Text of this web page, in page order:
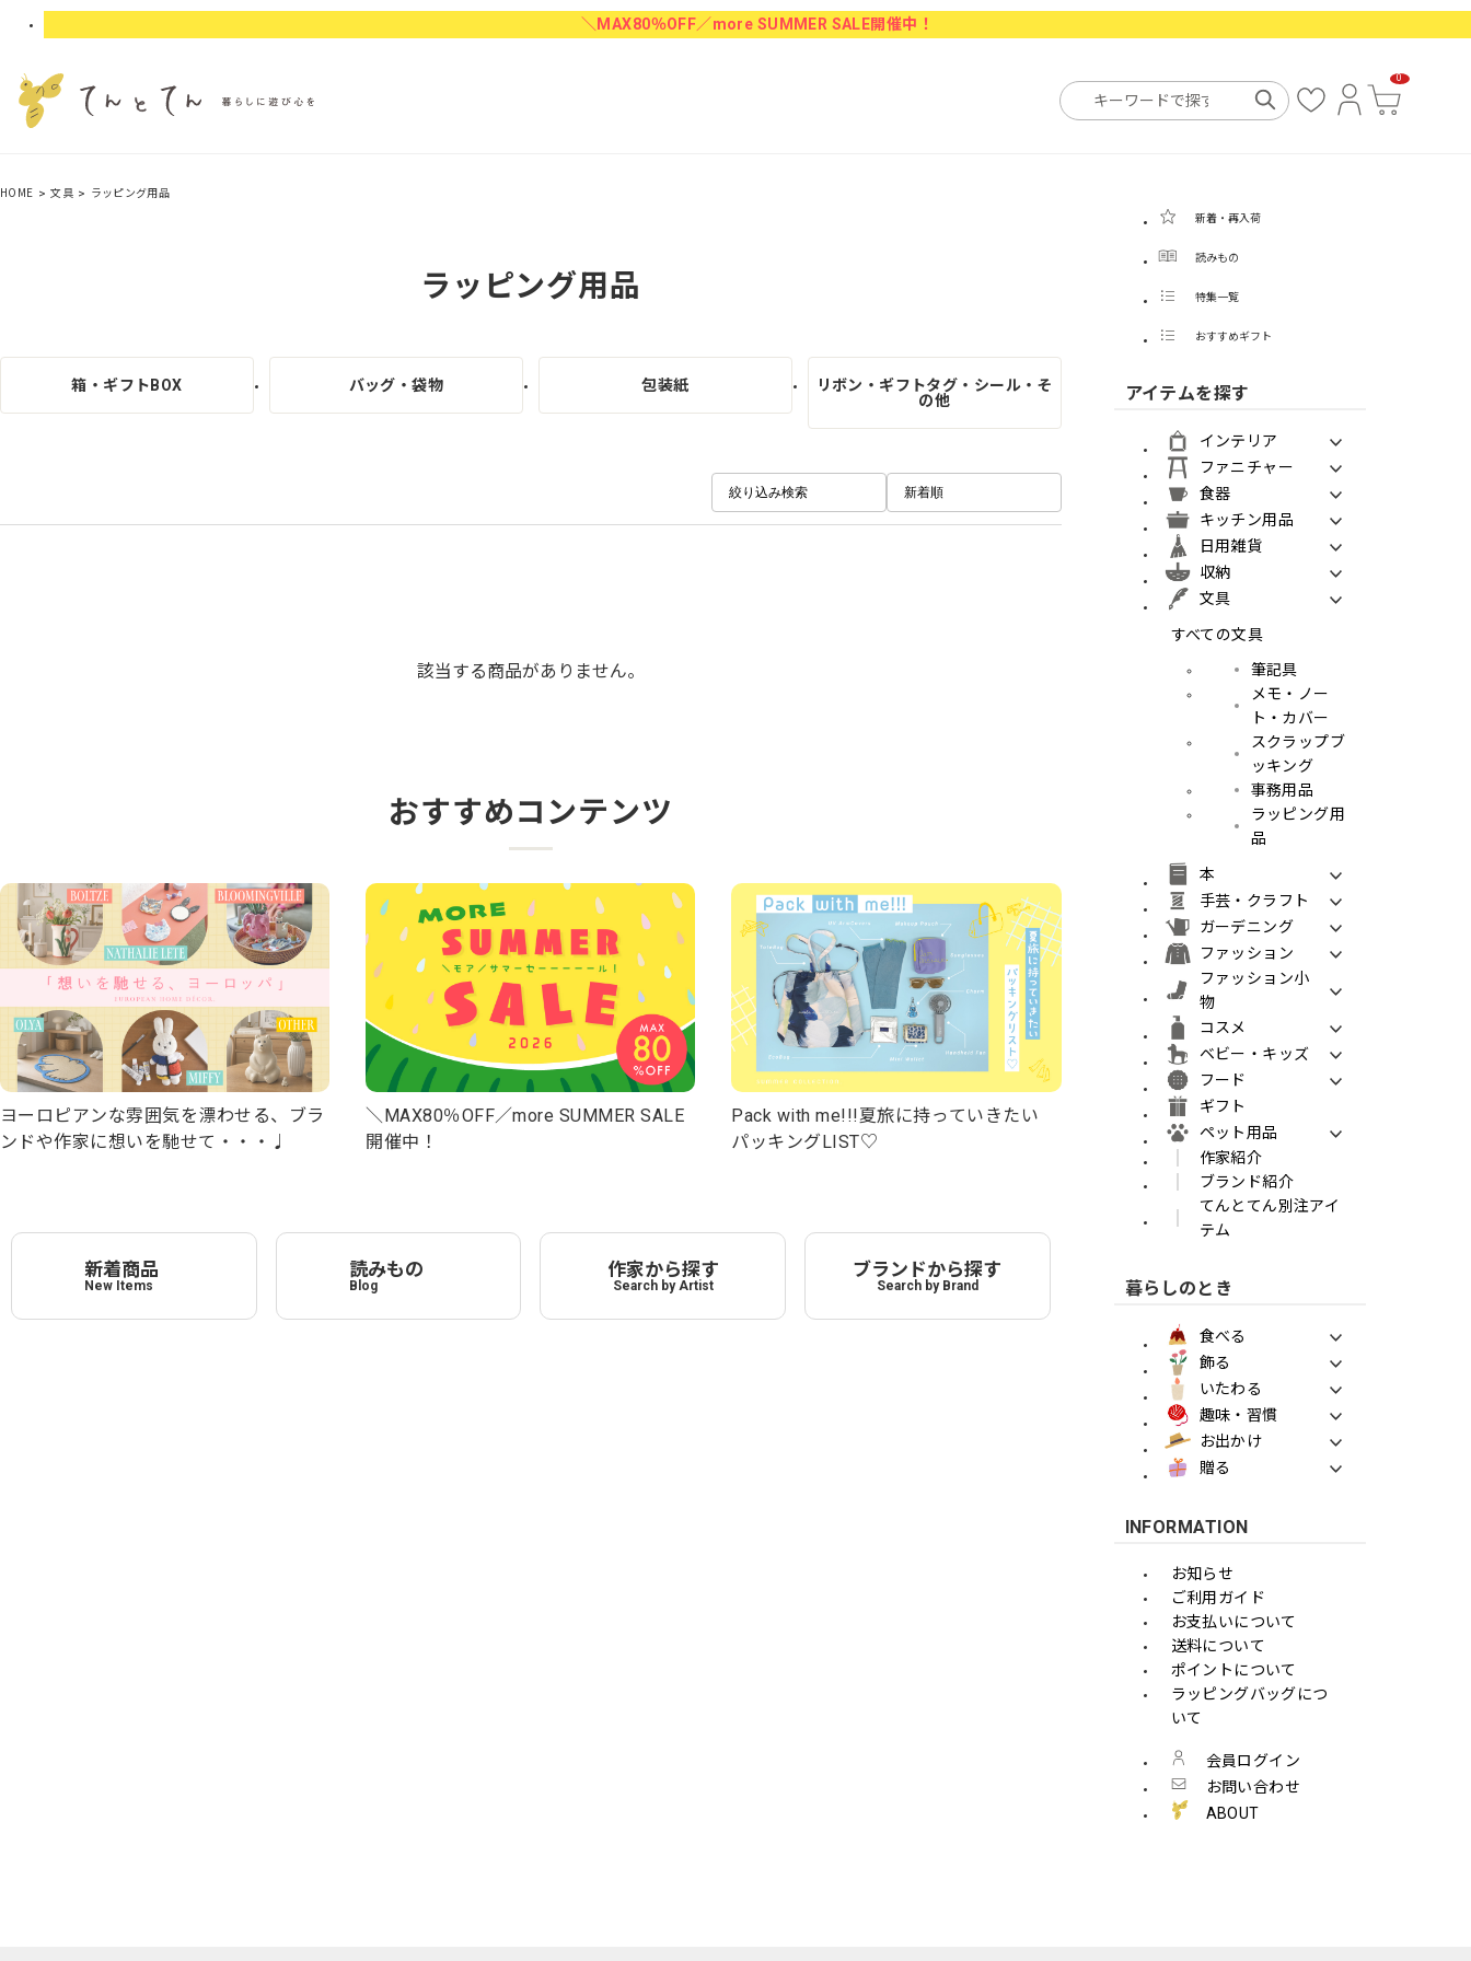
＼MAX80％OFF／more SUMMER SALE開催中！
0
HOME 文具 ラッピング用品
ラッピング用品
箱・ギフトBOX バッグ・袋物 包装紙
リボン・ギフトタグ・シール・そ
の他
絞り込み検索 新着順
該当する商品がありません。
おすすめコンテンツ
ヨーロピアンな雰囲気を漂わせる、ブラ
ンドや作家に想いを馳せて・・・♩
＼MAX80％OFF／more SUMMER SALE
開催中！
Pack with me!!!夏旅に持っていきたい
パッキングLIST♡
新着商品
New Items
読みもの
Blog
作家から探す
Search by Artist
ブランドから探す
Search by Brand
新着・再入荷
読みもの
特集一覧
おすすめギフト
アイテムを探す
インテリア
ファニチャー
食器
キッチン用品
日用雑貨
収納
文具
すべての文具
筆記具
メモ・ノー
ト・カバー
スクラップブ
ッキング
事務用品
ラッピング用
品
本
手芸・クラフト
ガーデニング
ファッション
ファッション小
物
コスメ
ベビー・キッズ
フード
ギフト
ペット用品
作家紹介
ブランド紹介
てんとてん別注アイ
テム
暮らしのとき
食べる
飾る
いたわる
趣味・習慣
お出かけ
贈る
INFORMATION
お知らせ
ご利用ガイド
お支払いについて
送料について
ポイントについて
ラッピングバッグにつ
いて
会員ログイン
お問い合わせ
ABOUT